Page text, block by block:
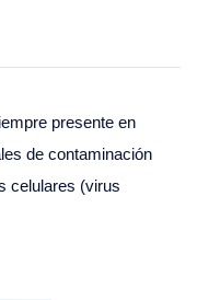
presente en
de contaminación
celulares (virus